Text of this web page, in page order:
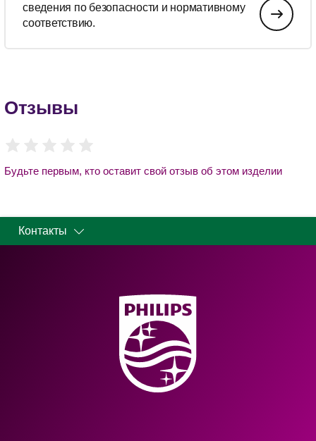
сведения по безопасности и нормативному
соответствию.
Отзывы
Будьте первым, кто оставит свой отзыв об этом изделии
Контакты